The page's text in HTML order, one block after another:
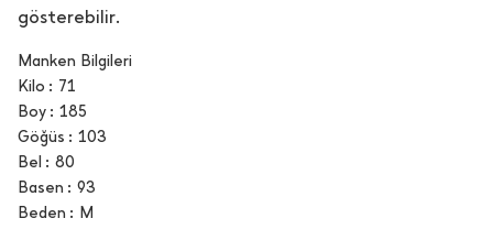
gösterebilir.
Manken Bilgileri
Kilo
71
Boy
185
Göğüs
103
Bel
80
Basen
93
Beden
M